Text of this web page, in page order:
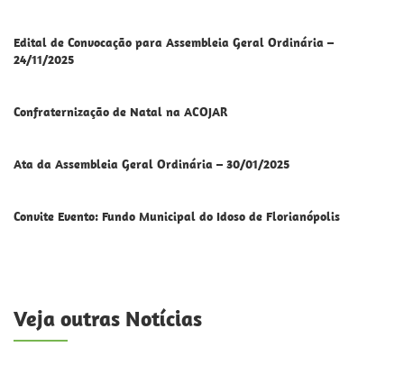
Edital de Convocação para Assembleia Geral Ordinária –
24/11/2025
Confraternização de Natal na ACOJAR
Ata da Assembleia Geral Ordinária – 30/01/2025
Convite Evento: Fundo Municipal do Idoso de Florianópolis
Veja outras Notícias